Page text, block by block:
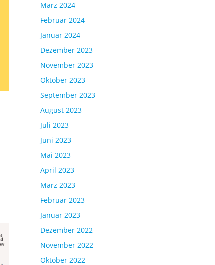
März 2024
Februar 2024
Januar 2024
Dezember 2023
November 2023
Oktober 2023
September 2023
August 2023
Juli 2023
Juni 2023
Mai 2023
April 2023
März 2023
Februar 2023
Januar 2023
Dezember 2022
November 2022
Oktober 2022